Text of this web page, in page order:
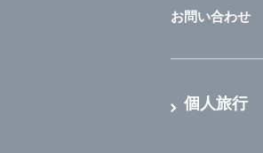
お問い合わせ
個人旅行